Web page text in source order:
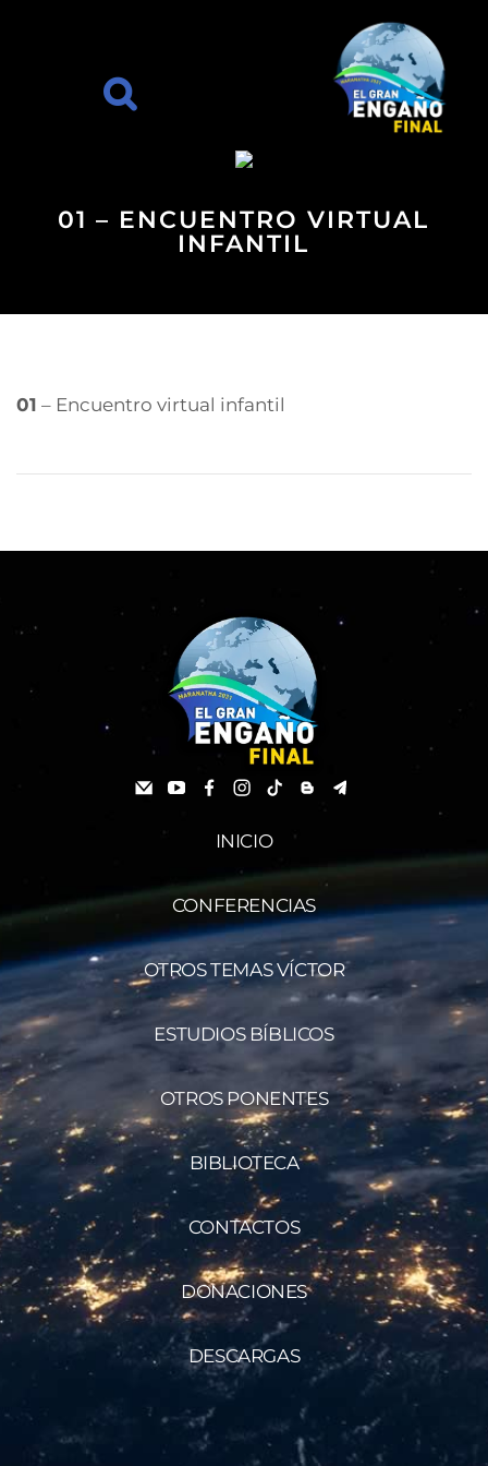
01 – ENCUENTRO VIRTUAL
INFANTIL
01 – Encuentro virtual infantil
INICIO
CONFERENCIAS
OTROS TEMAS VÍCTOR
ESTUDIOS BÍBLICOS
OTROS PONENTES
BIBLIOTECA
CONTACTOS
DONACIONES
DESCARGAS